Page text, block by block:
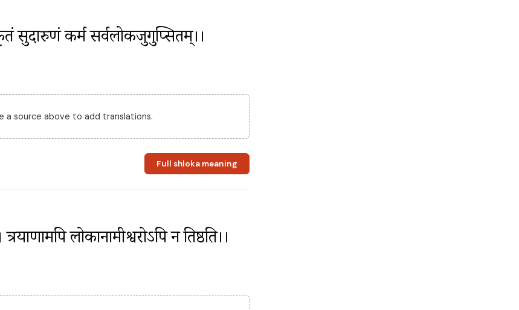
सुदारुणं कर्म सर्वलोकजुगुप्सितम्।।
a source above to add translations.
Full shloka meaning
लोकानामीश्वरोऽपि न तिष्ठति।।